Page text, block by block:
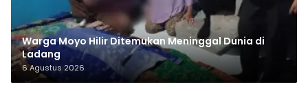
Warga Moyo Hilir Ditemukan Meninggal Dunia di
Ladang
6 Agustus 2026